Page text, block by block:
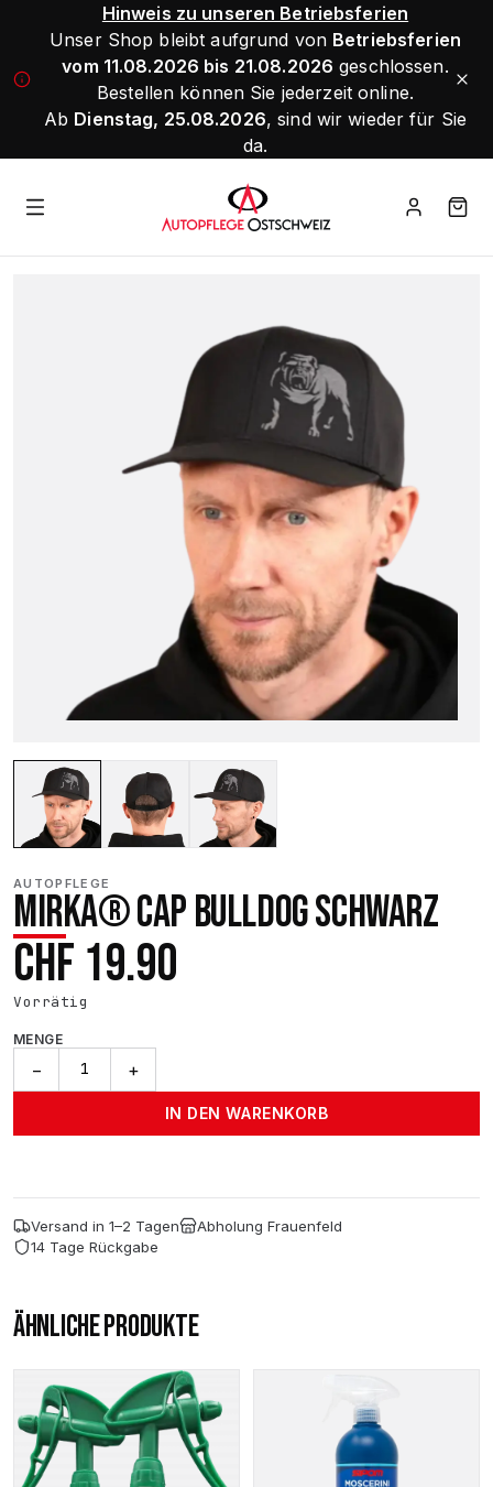
Hinweis zu unseren Betriebsferien
Unser Shop bleibt aufgrund von Betriebsferien
vom 11.08.2026 bis 21.08.2026 geschlossen.
Bestellen können Sie jederzeit online.
Ab Dienstag, 25.08.2026, sind wir wieder für Sie
da.
AUTOPFLEGE
MIRKA® CAP BULLDOG SCHWARZ
CHF 19.90
Vorrätig
MENGE
− +
IN DEN WARENKORB
Versand in 1–2 Tagen
Abholung Frauenfeld
14 Tage Rückgabe
ÄHNLICHE PRODUKTE